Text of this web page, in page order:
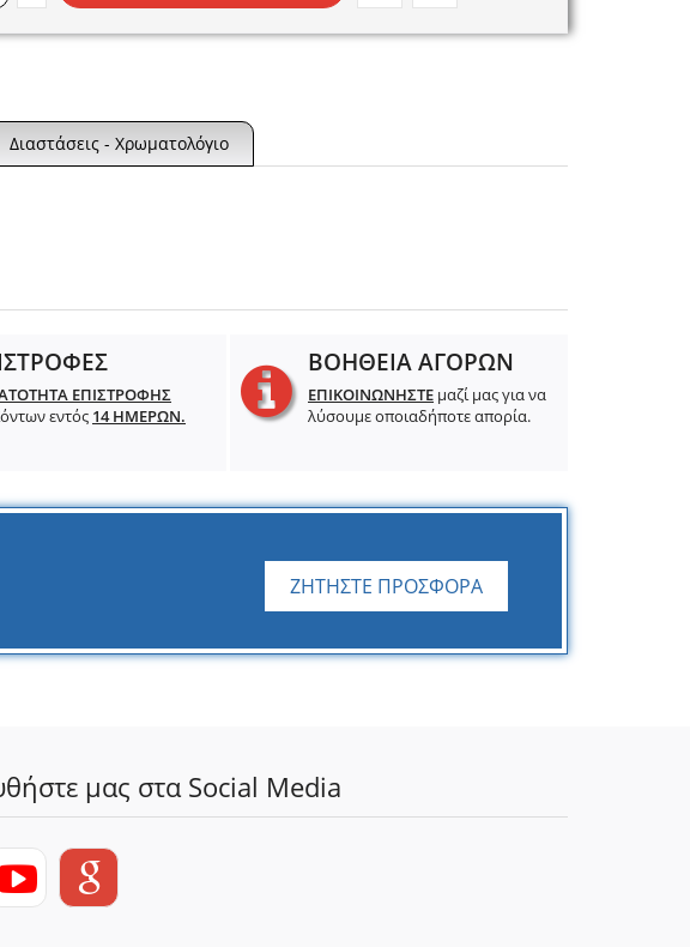
Διαστάσεις - Χρωματολόγιο
ΕΠΙΣΤΡΟΦΗΣ
εντός 14 ΗΜΕΡΩΝ.
ΒΟΗΘΕΙΑ ΑΓΟΡΩΝ
ΕΠΙΚΟΙΝΩΝΗΣΤΕ μαζί μας για να
λύσουμε οποιαδήποτε απορία.
ΖΗΤΗΣΤΕ ΠΡΟΣΦΟΡΑ
μας στα Social Media